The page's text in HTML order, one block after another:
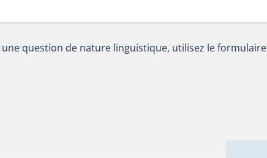
question de nature linguistique, utilisez le formulaire